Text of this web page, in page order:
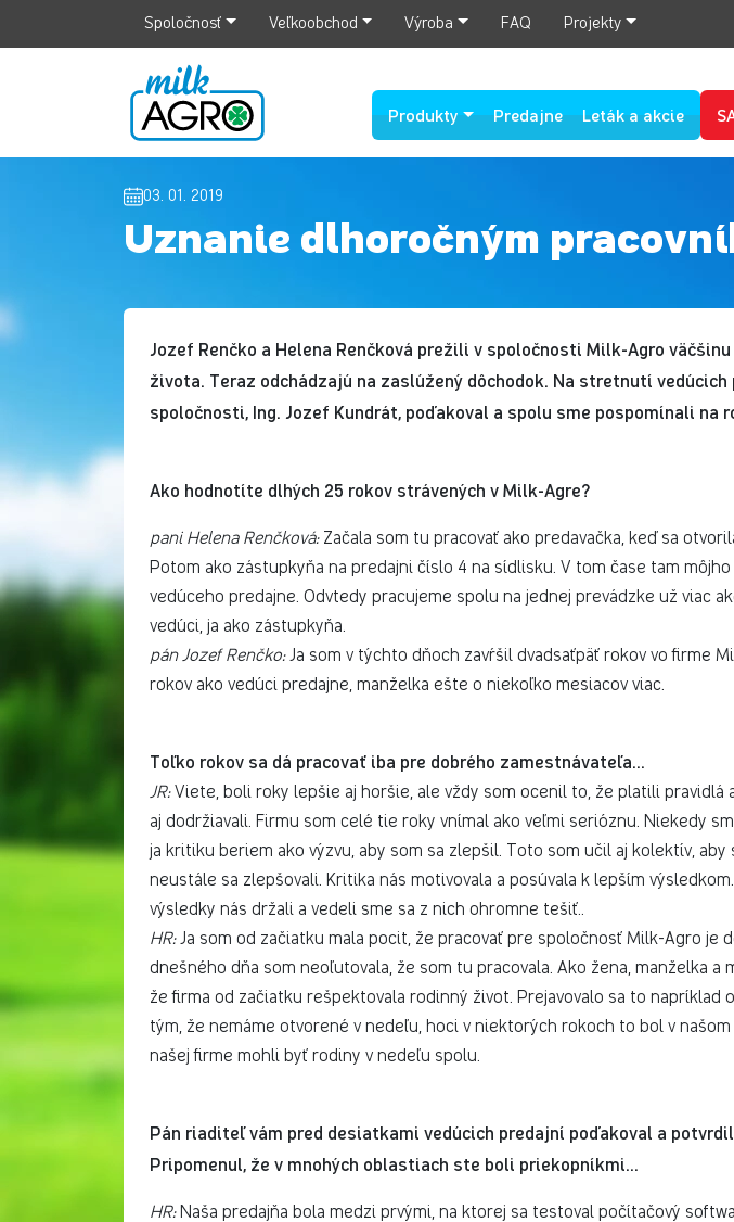
Spoločnosť Veľkoobchod Výroba FAQ Projekty
Produkty Predajne Leták a akcie
03. 01. 2019
Uznanie dlhoročným
Jozef Renčko a Helena Renčková prežili v spoločnosti Milk-Agro
života. Teraz odchádzajú na zaslúžený dôchodok. Na stretnutí
spoločnosti, Ing. Jozef Kundrát, poďakoval a spolu sme pospomínali na
Ako hodnotíte dlhých 25 rokov strávených v Milk-Agre?
pani Helena Renčková:Začala som tu pracovať ako predavačka, keď sa
Potom ako zástupkyňa na predajni číslo 4 na sídlisku. V tom čase tam
vedúceho predajne. Odvtedy pracujeme spolu na jednej prevádzke už viac
vedúci, ja ako zástupkyňa.
pán Jozef Renčko:Ja som v týchto dňoch zavŕšil dvadsaťpäť rokov vo firme
rokov ako vedúci predajne, manželka ešte o niekoľko mesiacov viac.
Toľko rokov sa dá pracovať iba pre dobrého zamestnávateľa...
JR:Viete, boli roky lepšie aj horšie, ale vždy som ocenil to, že platili pravidlá
aj dodržiavali. Firmu som celé tie roky vnímal ako veľmi serióznu. Niekedy
ja kritiku beriem ako výzvu, aby som sa zlepšil. Toto som učil aj kolektív, aby
neustále sa zlepšovali. Kritika nás motivovala a posúvala k lepším
výsledky nás držali a vedeli sme sa z nich ohromne tešiť..
HR:Ja som od začiatku mala pocit, že pracovať pre spoločnosť Milk-Agro je
dnešného dňa som neoľutovala, že som tu pracovala. Ako žena, manželka a
že firma od začiatku rešpektovala rodinný život. Prejavovalo sa to napríklad
tým, že nemáme otvorené v nedeľu, hoci v niektorých rokoch to bol v
našej firme mohli byť rodiny v nedeľu spolu.
Pán riaditeľ vám pred desiatkami vedúcich predajní poďakoval a
Pripomenul, že v mnohých oblastiach ste boli priekopníkmi...
HR:Naša predajňa bola medzi prvými, na ktorej sa testoval počítačový